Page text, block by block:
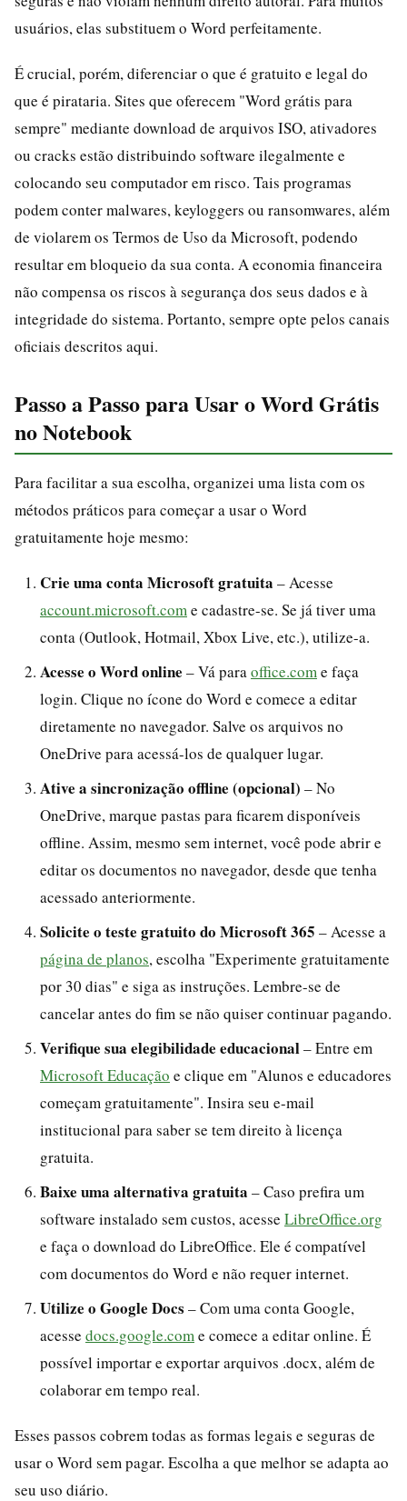
usuários, elas substituem o Word perfeitamente.
É crucial, porém, diferenciar o que é gratuito e legal do
que é pirataria. Sites que oferecem "Word grátis para
sempre" mediante download de arquivos ISO, ativadores
ou cracks estão distribuindo software ilegalmente e
colocando seu computador em risco. Tais programas
podem conter malwares, keyloggers ou ransomwares, além
de violarem os Termos de Uso da Microsoft, podendo
resultar em bloqueio da sua conta. A economia financeira
não compensa os riscos à segurança dos seus dados e à
integridade do sistema. Portanto, sempre opte pelos canais
oficiais descritos aqui.
Passo a Passo para Usar o Word Grátis
no Notebook
Para facilitar a sua escolha, organizei uma lista com os
métodos práticos para começar a usar o Word
gratuitamente hoje mesmo:
Crie uma conta Microsoft gratuita – Acesse
account.microsoft.com e cadastre-se. Se já tiver uma
conta (Outlook, Hotmail, Xbox Live, etc.), utilize-a.
Acesse o Word online – Vá para office.com e faça
login. Clique no ícone do Word e comece a editar
diretamente no navegador. Salve os arquivos no
OneDrive para acessá-los de qualquer lugar.
Ative a sincronização offline (opcional) – No
OneDrive, marque pastas para ficarem disponíveis
offline. Assim, mesmo sem internet, você pode abrir e
editar os documentos no navegador, desde que tenha
acessado anteriormente.
Solicite o teste gratuito do Microsoft 365 – Acesse a
página de planos, escolha "Experimente gratuitamente
por 30 dias" e siga as instruções. Lembre-se de
cancelar antes do fim se não quiser continuar pagando.
Verifique sua elegibilidade educacional– Entre em
Microsoft Educação e clique em "Alunos e educadores
começam gratuitamente". Insira seu e-mail
institucional para saber se tem direito à licença
gratuita.
Baixe uma alternativa gratuita – Caso prefira um
software instalado sem custos, acesse LibreOffice.org
e faça o download do LibreOffice. Ele é compatível
com documentos do Word e não requer internet.
Utilize o Google Docs – Com uma conta Google,
acesse docs.google.com e comece a editar online. É
possível importar e exportar arquivos .docx, além de
colaborar em tempo real.
Esses passos cobrem todas as formas legais e seguras de
usar o Word sem pagar. Escolha a que melhor se adapta ao
seu uso diário.